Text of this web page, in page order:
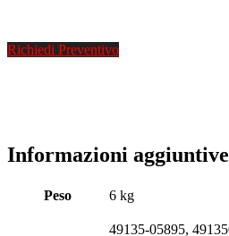
Richiedi Preventivo
Informazioni aggiuntive
Peso 6 kg
49135-05895,